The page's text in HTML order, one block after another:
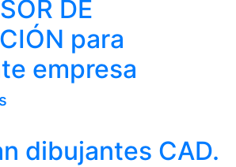
DE
para
empresa
dibujantes CAD.